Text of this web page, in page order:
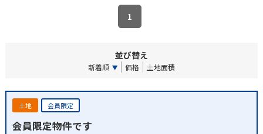
1
並び替え
新着順 価格 土地面積
土地 会員限定
会員限定物件です